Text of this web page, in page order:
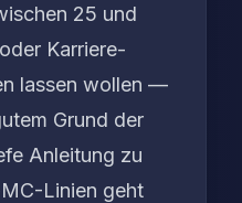
25 und
Karriere-
lassen wollen —
Grund der
Anleitung zu
Linien geht